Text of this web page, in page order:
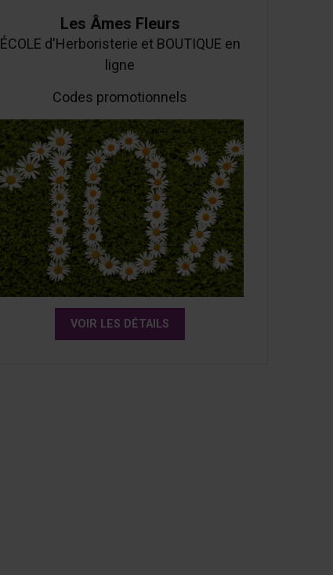
Les Âmes Fleurs
ÉCOLE d'Herboristerie et BOUTIQUE en
ligne
Codes promotionnels
VOIR LES DÉTAILS